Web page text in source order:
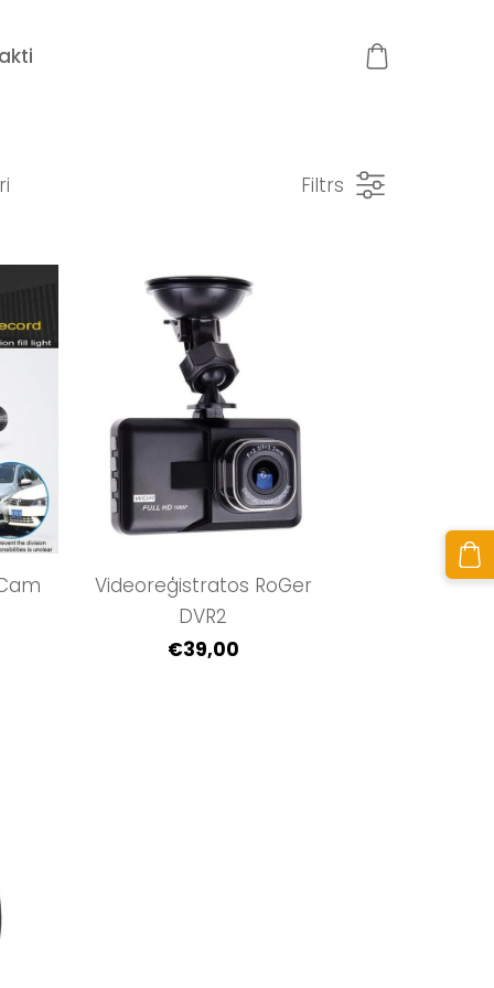
Filtrs
Videoreģistratos RoGer
DVR2
€39,00